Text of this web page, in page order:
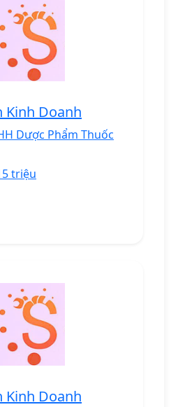
Kinh Doanh
Dược Phẩm Thuốc
triệu
Kinh Doanh